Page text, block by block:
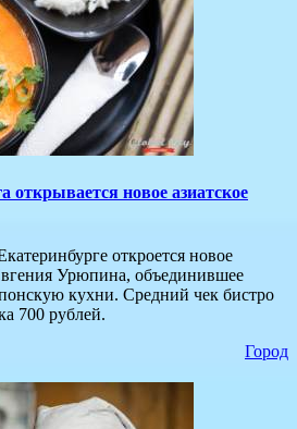
открывается новое азиатское
откроется новое
Урюпина, объединившее
кухни. Средний чек бистро
700 рублей.
Город